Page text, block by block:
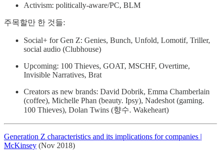
Activism: politically-aware/PC, BLM
주목할만 한 것들:
Social+ for Gen Z: Genies, Bunch, Unfold, Lomotif, Triller,
social audio (Clubhouse)
Upcoming: 100 Thieves, GOAT, MSCHF, Overtime,
Invisible Narratives, Brat
Creators as new brands: David Dobrik, Emma Chamberlain
(coffee), Michelle Phan (beauty. Ipsy), Nadeshot (gaming.
100 Thieves), Dolan Twins (향수. Wakeheart)
Generation Z characteristics and its implications for companies |
McKinsey (Nov 2018)